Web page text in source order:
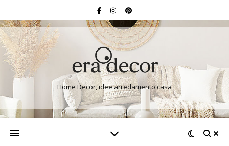
Home Decor, idee arredamento casa